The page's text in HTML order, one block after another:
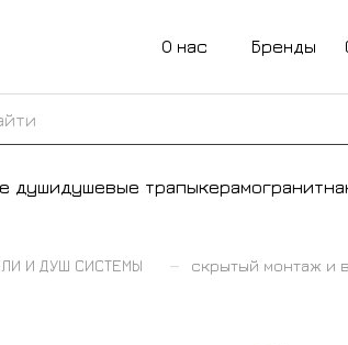
О нас Бренды
душидушевые трапыкерамогранит
И ДУШ СИСТЕМЫ – скрытый монтаж и